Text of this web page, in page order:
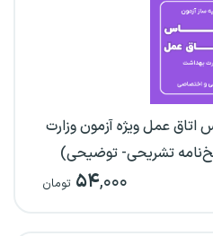
اتاق عمل ویژه آزمون وزارت
تشریحی- توضیحی)
۵۴,۰۰۰ تومان